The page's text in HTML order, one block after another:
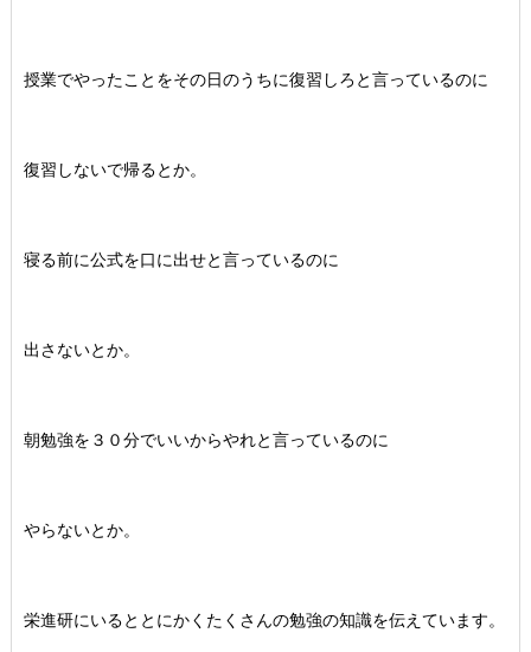
授業でやったことをその日のうちに復習しろと言っているのに
復習しないで帰るとか。
寝る前に公式を口に出せと言っているのに
出さないとか。
朝勉強を３０分でいいからやれと言っているのに
やらないとか。
栄進研にいるととにかくたくさんの勉強の知識を伝えています。